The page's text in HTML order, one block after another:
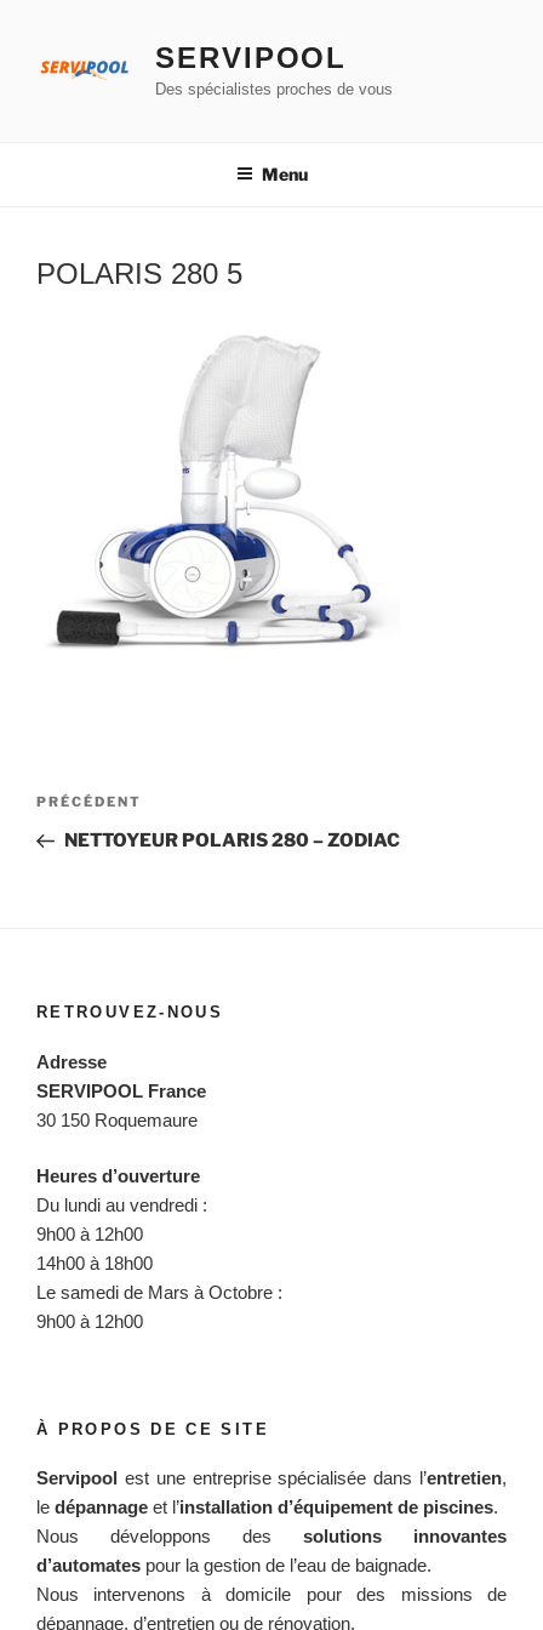
contenu
SERVIPOOL
Des spécialistes proches de vous
Menu
POLARIS 280 5
Navigation
l’article
Article
précédent
PRÉCÉDENT
NETTOYEUR POLARIS 280 – ZODIAC
RETROUVEZ-NOUS
Adresse
SERVIPOOL France
30 150 Roquemaure
Heures d’ouverture
Du lundi au vendredi :
9h00 à 12h00
14h00 à 18h00
Le samedi de Mars à Octobre :
9h00 à 12h00
À PROPOS DE CE SITE
Servipool est une entreprise spécialisée dans l’entretien,
le dépannage et l’installation d’équipement de piscines.
Nous développons des solutions innovantes
d’automates pour la gestion de l’eau de baignade.
Nous intervenons à domicile pour des missions de
dépannage, d’entretien ou de rénovation.